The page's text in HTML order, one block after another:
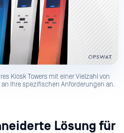
Kiosk Towers mit einer Vielzahl von
Ihre spezifischen Anforderungen an.
Lösung für